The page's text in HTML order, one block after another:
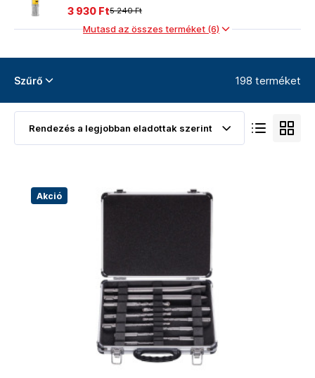
5 240 Ft
3 930 Ft
Mutasd az összes terméket (6)
Szűrő 198 terméket
Akció